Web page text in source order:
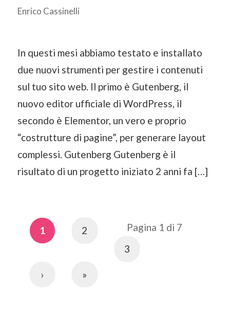
Enrico Cassinelli
In questi mesi abbiamo testato e installato
due nuovi strumenti per gestire i contenuti
sul tuo sito web. Il primo è Gutenberg, il
nuovo editor ufficiale di WordPress, il
secondo è Elementor, un vero e proprio
“costrutture di pagine”, per generare layout
complessi. Gutenberg Gutenberg è il
risultato di un progetto iniziato 2 anni fa […]
Pagina 1 di 7
1
2
3
› »